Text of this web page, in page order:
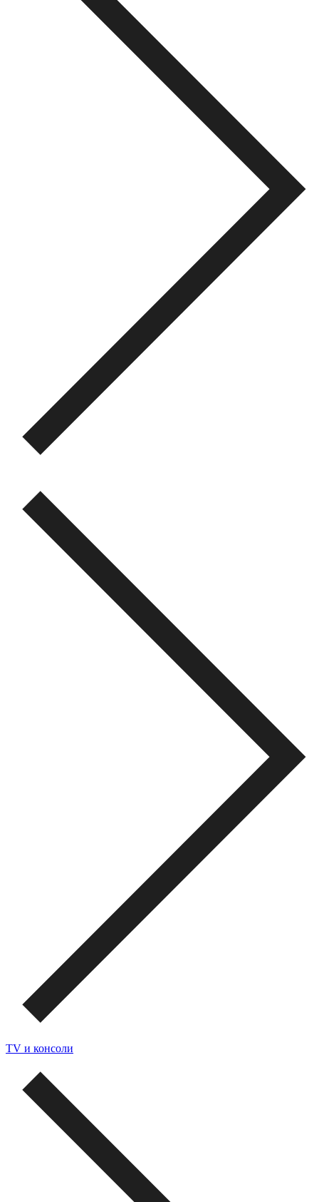
TV и консоли